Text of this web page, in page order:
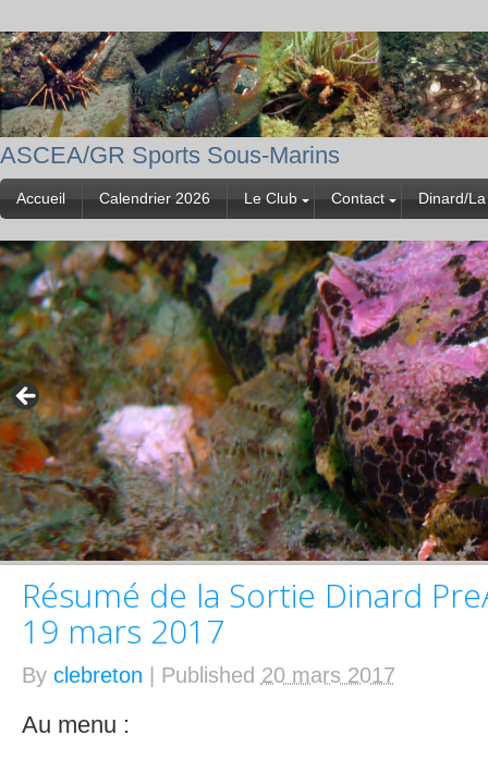
ASCEA/GR Sports Sous-Marins
Accueil Calendrier 2026 Le Club Contact Dinard/
Résumé de la Sortie Dinard
19 mars 2017
By clebreton Published 20 mars 2017
Au menu :